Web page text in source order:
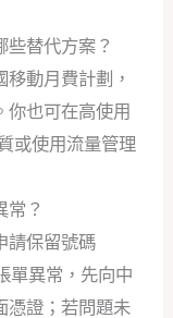
替代方案？
動月費計劃，
你也可在高使用
或使用流量管理
常？
請保留號碼
單異常，先向中
憑證；若問題未